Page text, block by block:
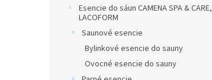
Esencie do sáun CAMENA SPA & CARE,
LACOFORM
Saunové esencie
Bylinkové esencie do sauny
Ovocné esencie do sauny